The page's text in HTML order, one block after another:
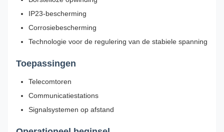
IP23-bescherming
Corrosiebescherming
Technologie voor de regulering van de stabiele spanning
Toepassingen
Telecomtoren
Communicatiestations
Signalsystemen op afstand